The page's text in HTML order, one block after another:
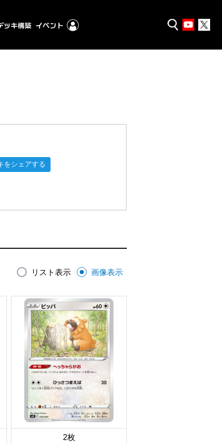
をシェアする
リスト表示 画像表示
2枚